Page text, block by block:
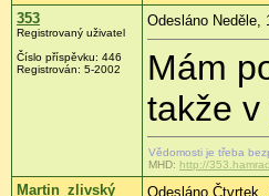
353
Registrovaný uživatel
Číslo příspěvku: 446
Registrován: 5-2002
Odesláno Neděle,
Mám
takže
Vědomosti je třeba
MHD: http://
Martin_zlivský Odesláno Čtvrtek,